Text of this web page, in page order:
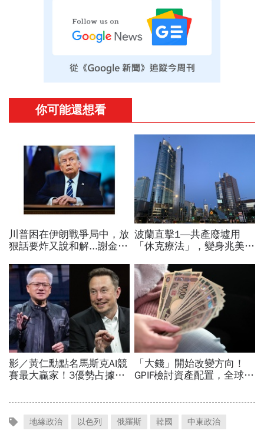
地緣政治 以色列 俄羅斯 韓國 中東政治